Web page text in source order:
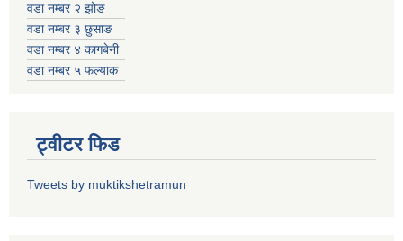
वडा नम्बर २ झोङ
वडा नम्बर ३ छुसाङ
वडा नम्बर ४ कागबेनी
वडा नम्बर ५ फल्याक
ट्वीटर फिड
Tweets by muktikshetramun